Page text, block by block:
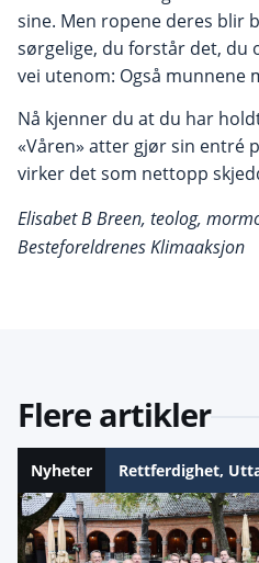
sine. Men ropene deres blir
sørgelige, du forstår det, du
vei utenom: Også munnene
Nå kjenner du at du har
«Våren» atter gjør sin entré
virker det som nettopp
Elisabet B Breen, teolog,
Besteforeldrenes Klimaaksjon
Flere artikler
Nyheter Rettferdighet,